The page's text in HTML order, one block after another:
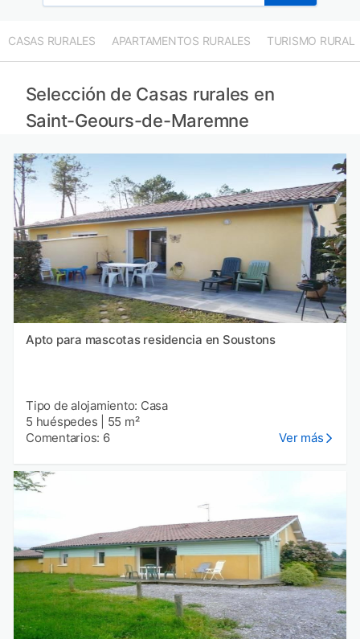
CASAS RURALES APARTAMENTOS RURALES TURISMO RURAL
Selección de Casas rurales en
Saint-Geours-de-Maremne
Apto para mascotas residencia en Soustons
Tipo de alojamiento: Casa
5 huéspedes
55 m²
Comentarios: 6
Ver más